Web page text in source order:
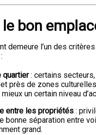
le bon
demeure l’un des
quartier: certains
près de zones
un certain niveau
entre les propriétés :
bonne séparation entre
grand.